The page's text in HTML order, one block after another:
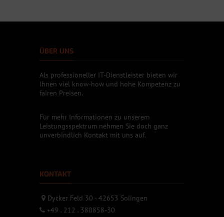
ÜBER UNS
Als professioneller IT-Dienstleister bieten wir
Ihnen viel know-how und hohe Kompetenz zu
fairen Preisen.
Für mehr Informationen zu unserem
Leistungsspektrum nehmen Sie doch ganz
unverbindlich Kontakt mit uns auf.
KONTAKT
Dycker Feld 30 - 42653 Solingen
+49 . 212 . 380858-30